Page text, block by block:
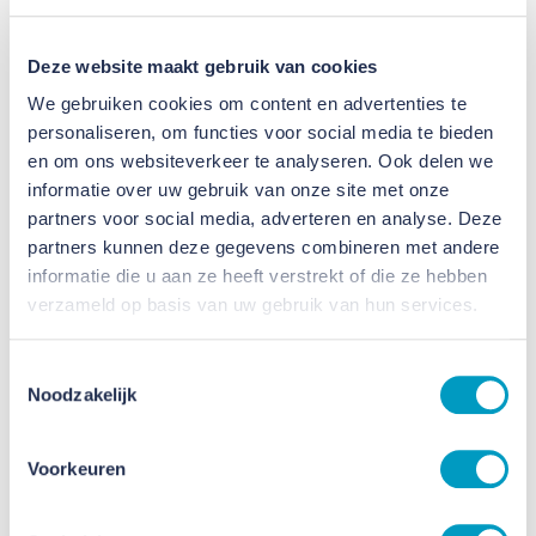
Deze website maakt gebruik van cookies
We gebruiken cookies om content en advertenties te
personaliseren, om functies voor social media te bieden
en om ons websiteverkeer te analyseren. Ook delen we
informatie over uw gebruik van onze site met onze
partners voor social media, adverteren en analyse. Deze
partners kunnen deze gegevens combineren met andere
informatie die u aan ze heeft verstrekt of die ze hebben
verzameld op basis van uw gebruik van hun services.
Noodzakelijk
Voorkeuren
Smeets Bouw transformeert school
Heerlen tot 61 huurappartementen
31 DECEMBER 2024